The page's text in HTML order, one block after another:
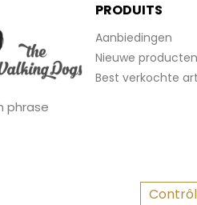
phrase
PRODUITS
Aanbiedingen
Nieuwe producten
Best verkochte